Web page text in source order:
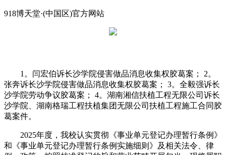
918博天堂·(中国区)官方网站
1。闫宏伯诉长沙学院侵害做品消息收集权胶葛案； 2。
张奔诉长沙学院侵害做品消息收集权胶葛案； 3。全毅强诉长
沙学院劳动争议胶葛案； 4。湖南湘信扶植工程无限公司诉长
沙学院、湖南格瑞工程扶植集团无限公司扶植工程施工合同胶
葛案件。
2025年度，我校认实贯彻《事业单元登记办理暂行条例》
和《事业单元登记办理暂行条例实施细则》及相关法令、律